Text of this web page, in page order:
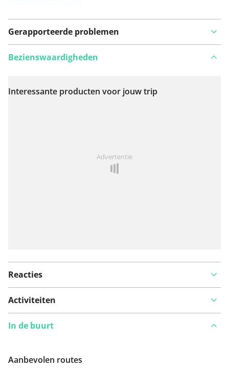
Gerapporteerde problemen
Bekijk op kaart
Bezienswaardigheden
Interessante producten voor jouw trip
Advertentie
Reacties
Activiteiten
In de buurt
Aanbevolen routes